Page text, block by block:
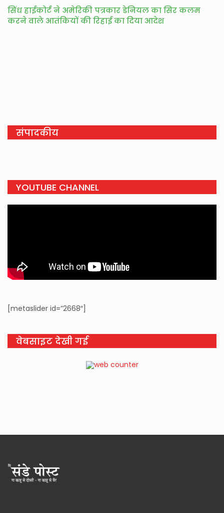
सिंध हाईकोर्ट ने अमेरिकी पत्रकार डेनियल का सिर कलम
करने वाले आतंकियों की रिहाई का दिया आदेश
संपादकीय
YOUTUBE CHANNEL
[metaslider id=”2668″]
वेबसाइट देखी गई